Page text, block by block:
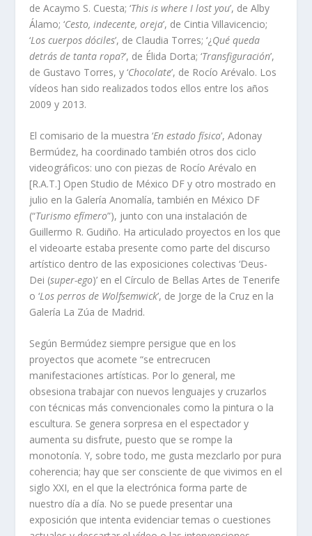
de Acaymo S. Cuesta; ‘This is where I lost you’, de Alby
Álamo; ‘Cesto, indecente, oreja’, de Cintia Villavicencio;
‘Los cuerpos dóciles’, de Claudia Torres; ‘¿Qué queda
detrás de tanta ropa?’, de Élida Dorta; ‘Transfiguración’,
de Gustavo Torres, y ‘Chocolate’, de Rocío Arévalo. Los
vídeos han sido realizados todos ellos entre los años
2009 y 2013.
El comisario de la muestra ‘En estado físico’, Adonay
Bermúdez, ha coordinado también otros dos ciclo
videográficos: uno con piezas de Rocío Arévalo en
[R.A.T.] Open Studio de México DF y otro mostrado en
julio en la Galería Anomalía, también en México DF
(“Turismo efímero”), junto con una instalación de
Guillermo R. Gudiño. Ha articulado proyectos en los que
el videoarte estaba presente como parte del discurso
artístico dentro de las exposiciones colectivas ‘Deus-
Dei (super-ego)’ en el Círculo de Bellas Artes de Tenerife
o ‘Los perros de Wolfsemwick’, de Jorge de la Cruz en la
Galería La Zúa de Madrid.
Según Bermúdez siempre persigue que en los
proyectos que acomete “se entrecrucen
manifestaciones artísticas. Por lo general, me
obsesiona trabajar con nuevos lenguajes y cruzarlos
con técnicas más convencionales como la pintura o la
escultura. Se genera sorpresa en el espectador y
aumenta su disfrute, puesto que se rompe la
monotonía. Y, sobre todo, me gusta mezclarlo por pura
coherencia; hay que ser consciente de que vivimos en el
siglo XXI, en el que la electrónica forma parte de
nuestro día a día. No se puede presentar una
exposición que intenta evidenciar temas o cuestiones